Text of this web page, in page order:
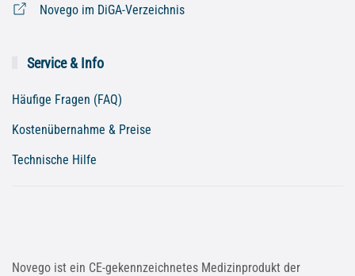
Novego im DiGA-Verzeichnis
Service & Info
Häufige Fragen (FAQ)
Kostenübernahme & Preise
Technische Hilfe
Novego ist ein CE-gekennzeichnetes Medizinprodukt der